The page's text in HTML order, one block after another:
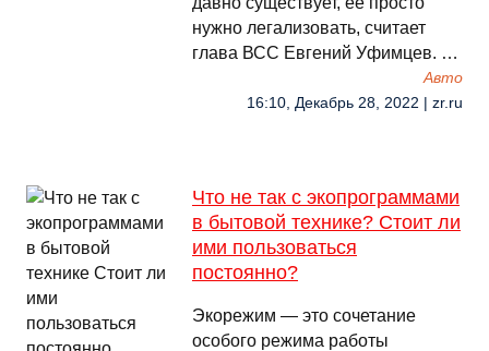
нужно легализовать, считает
глава ВСС Евгений Уфимцев. …
Авто
16:10, Декабрь 28, 2022 | zr.ru
Что не так с экопрограммами
в бытовой технике? Стоит ли
ими пользоваться
постоянно?
Экорежим — это сочетание
особого режима работы